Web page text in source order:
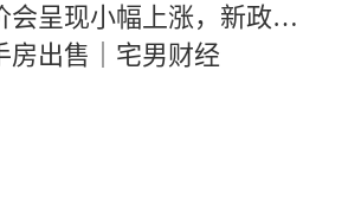
会呈现小幅上涨，新政有
房出售｜宅男财经